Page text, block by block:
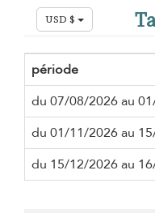
USD $
période
du 07/08/2026 au
du 01/11/2026 au
du 15/12/2026 au